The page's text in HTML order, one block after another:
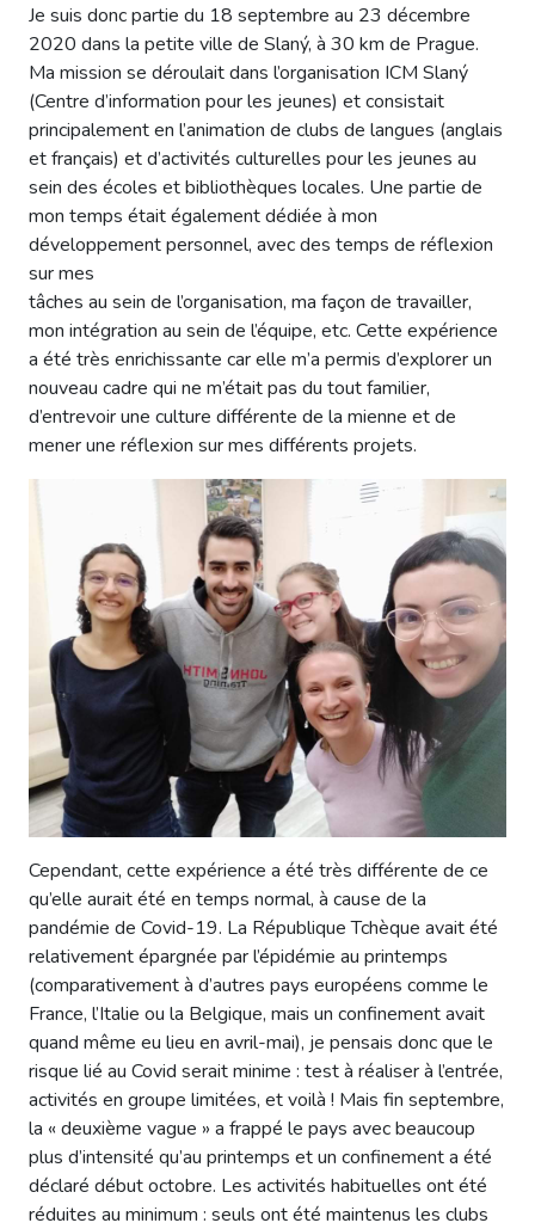
Je suis donc partie du 18 septembre au 23 décembre
2020 dans la petite ville de Slaný, à 30 km de Prague.
Ma mission se déroulait dans l’organisation ICM Slaný
(Centre d’information pour les jeunes) et consistait
principalement en l’animation de clubs de langues (anglais
et français) et d’activités culturelles pour les jeunes au
sein des écoles et bibliothèques locales. Une partie de
mon temps était également dédiée à mon
développement personnel, avec des temps de réflexion
sur mes
tâches au sein de l’organisation, ma façon de travailler,
mon intégration au sein de l’équipe, etc. Cette expérience
a été très enrichissante car elle m’a permis d’explorer un
nouveau cadre qui ne m’était pas du tout familier,
d’entrevoir une culture différente de la mienne et de
mener une réflexion sur mes différents projets.
Cependant, cette expérience a été très différente de ce
qu’elle aurait été en temps normal, à cause de la
pandémie de Covid-19. La République Tchèque avait été
relativement épargnée par l’épidémie au printemps
(comparativement à d’autres pays européens comme le
France, l’Italie ou la Belgique, mais un confinement avait
quand même eu lieu en avril-mai), je pensais donc que le
risque lié au Covid serait minime : test à réaliser à l’entrée,
activités en groupe limitées, et voilà ! Mais fin septembre,
la « deuxième vague » a frappé le pays avec beaucoup
plus d’intensité qu’au printemps et un confinement a été
déclaré début octobre. Les activités habituelles ont été
réduites au minimum : seuls ont été maintenus les clubs